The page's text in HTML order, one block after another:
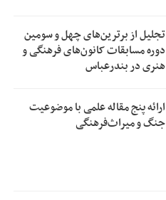
تجلیل از بر‌ترین‌های چهل و سومین
دوره مسابقات کانون‌های فرهنگی و
هنری در بندرعباس
ارائه پنج مقاله علمی با موضوعیت
جنگ و میراث‌فرهنگی